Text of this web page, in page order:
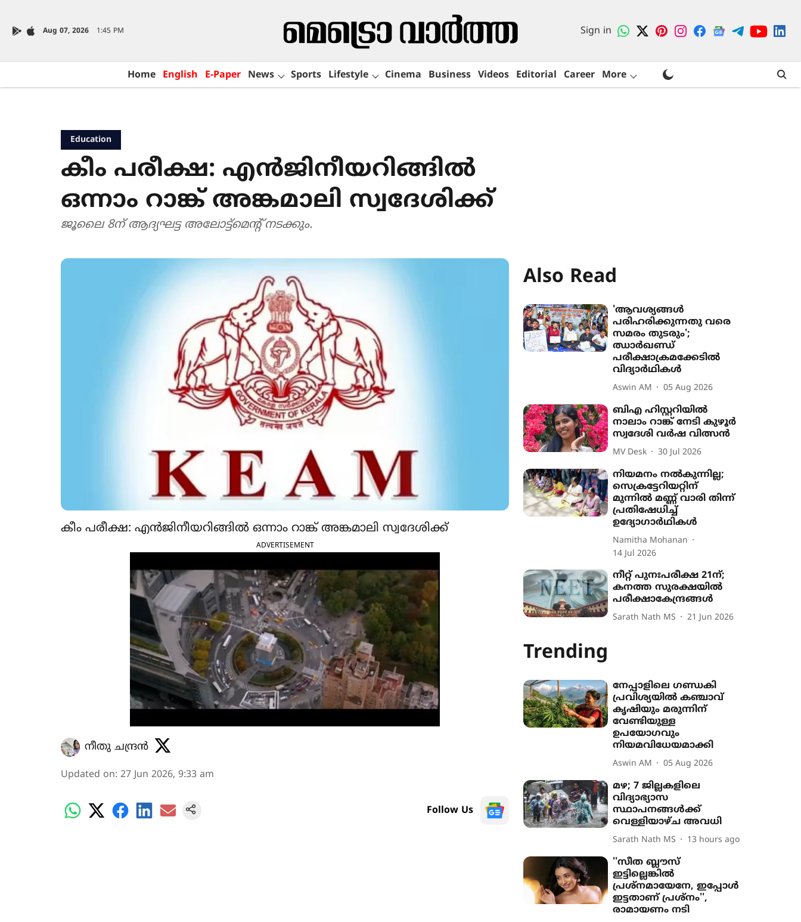
Aug 07, 2026 1:45 PM Sign in
Home English E-Paper News Sports Lifestyle Cinema Business Videos Editorial Career More
Education
കീം പരീക്ഷ: എൻജിനീയറിങ്ങിൽ
ഒന്നാം റാങ്ക് അങ്കമാലി സ്വദേശിക്ക്
ജൂലൈ 8ന് ആദ്യഘട്ട അലോട്ട്മെന്‍റ് നടക്കും.
കീം പരീക്ഷ: എൻജിനീയറിങ്ങിൽ ഒന്നാം റാങ്ക് അങ്കമാലി സ്വദേശിക്ക്
ADVERTISEMENT
നീതു ചന്ദ്രൻ
Updated on: 27 Jun 2026, 9:33 am
Follow Us
Also Read
'ആവശ‍്യങ്ങൾ
പരിഹരിക്കുന്നതു വരെ
സമരം തുടരും';
ഝാർഖണ്ഡ്
പരീക്ഷാക്രമക്കേടിൽ
വിദ‍്യാർഥികൾ
Aswin AM 05 Aug 2026
ബിഎ ഹിസ്റ്ററിയിൽ
നാലാം റാങ്ക് നേടി കുഴൂർ
സ്വദേശി വർഷ വിത്സൻ
MV Desk 30 Jul 2026
നിയമനം നൽകുന്നില്ല;
സെക്രട്ടേറിയറ്റിന്
മുന്നിൽ മണ്ണ് വാരി തിന്ന്
പ്രതിഷേധിച്ച്
ഉദ്യോഗാർഥികൾ
Namitha Mohanan
14 Jul 2026
നീറ്റ് പുനഃപരീക്ഷ 21ന്;
കനത്ത സുരക്ഷയില്‍
പരീക്ഷാകേന്ദ്രങ്ങള്‍
Sarath Nath MS 21 Jun 2026
Trending
നേപ്പാളിലെ ഗണ്ഡകി
പ്രവിശ‍്യയിൽ കഞ്ചാവ്
കൃഷി‍യും മരുന്നിന്
വേണ്ടിയുള്ള
ഉപയോഗവും
നിയമവിധേയമാക്കി
Aswin AM 05 Aug 2026
മഴ; 7 ജില്ലകളിലെ
വിദ്യാഭ്യാസ
സ്ഥാപനങ്ങൾക്ക്
വെള്ളിയാഴ്ച അവധി
Sarath Nath MS 13 hours ago
''സീത ബ്ലൗസ്
ഇട്ടില്ലെങ്കിൽ
പ്രശ്നമായേനേ, ഇപ്പോൾ
ഇട്ടതാണ് പ്രശ്നം'',
രാമായണം നടി